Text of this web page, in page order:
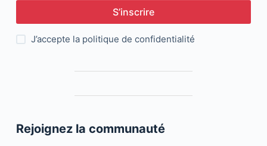
S’inscrire
J’accepte la politique de confidentialité
Rejoignez la communauté